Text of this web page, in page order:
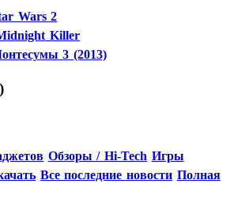
Wars 2
Killer
3 (2013)
Обзоры / Hi-Tech Игры
Все последние новости Полная